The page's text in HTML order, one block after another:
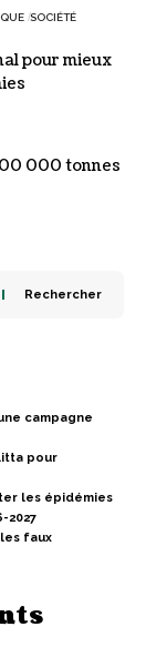
SOCIÉTÉ
pour mieux
000 tonnes
Rechercher
campagne
pour
les épidémies
2027
faux